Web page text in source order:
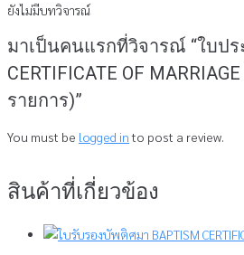
ยังไม่มีบทวิจารณ์
มาเป็นคนแรกที่วิจารณ์ “ใบป
CERTIFICATE OF
รายการ)”
You must be logged into post a review.
สินค้าที่เกี่ยวข้อง